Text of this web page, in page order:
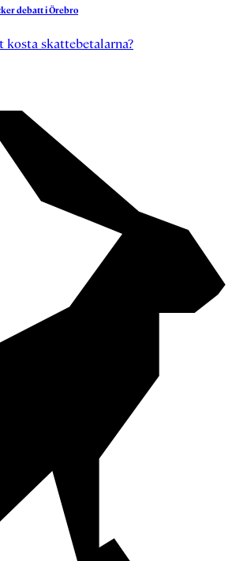
debattiÖrebro
kosta skattebetalarna?